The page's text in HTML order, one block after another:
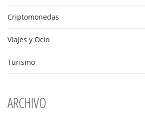
Criptomonedas
Viajes y Ocio
Turismo
ARCHIVO